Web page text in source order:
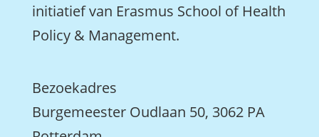
initiatief van Erasmus School of Health
Policy & Management.
Bezoekadres
Burgemeester Oudlaan 50, 3062 PA